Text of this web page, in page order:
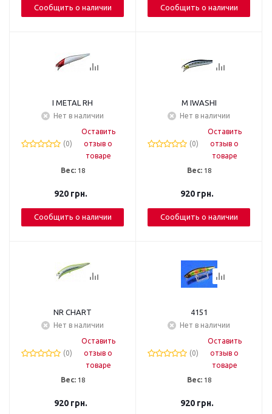
Сообщить о наличии Сообщить о наличии
I METAL RH
Нет в наличии
(0)
Оставить
отзыв о
товаре
Вес: 18
920грн.
Сообщить о наличии
M IWASHI
Нет в наличии
(0)
Оставить
отзыв о
товаре
Вес: 18
920грн.
Сообщить о наличии
NR CHART
Нет в наличии
(0)
Оставить
отзыв о
товаре
Вес: 18
920грн.
4151
Нет в наличии
(0)
Оставить
отзыв о
товаре
Вес: 18
920грн.